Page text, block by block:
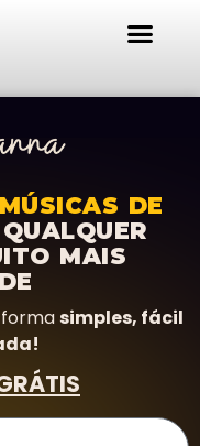
DE
MAIS
simples, fácil